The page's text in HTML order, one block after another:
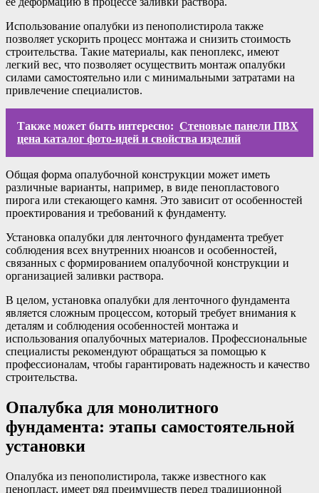
Использование опалубки из пенополистирола также
позволяет ускорить процесс монтажа и снизить стоимость
строительства. Такие материалы, как пеноплекс, имеют
легкий вес, что позволяет осуществить монтаж опалубки
силами самостоятельно или с минимальными затратами на
привлечение специалистов.
Также может быть интересно: Стеновые панели ПВХ
цена каталог фото-идей и свойства изделий
Общая форма опалубочной конструкции может иметь
различные варианты, например, в виде пенопластового
пирога или стекающего камня. Это зависит от особенностей
проектирования и требований к фундаменту.
Установка опалубки для ленточного фундамента требует
соблюдения всех внутренних нюансов и особенностей,
связанных с формированием опалубочной конструкции и
организацией заливки раствора.
В целом, установка опалубки для ленточного фундамента
является сложным процессом, который требует внимания к
деталям и соблюдения особенностей монтажа и
использования опалубочных материалов. Профессиональные
специалисты рекомендуют обращаться за помощью к
профессионалам, чтобы гарантировать надежность и качество
строительства.
Опалубка для монолитного
фундамента: этапы самостоятельной
установки
Опалубка из пенополистирола, также известного как
пенопласт, имеет ряд преимуществ перед традиционной